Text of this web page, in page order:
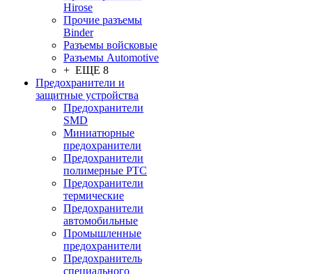
Hirose
Прочие разъемы
Binder
Разъемы войсковые
Разъeмы Automotive
+ ЕЩЕ 8
Предохранители и
защитные устройства
Предохранители
SMD
Миниатюрные
предохранители
Предохранители
полимерные PTC
Предохранители
термические
Предохранители
автомобильные
Промышленные
предохранители
Предохранитель
специального